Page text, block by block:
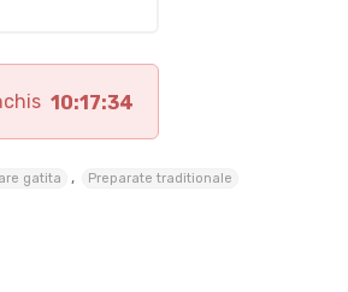
10:17:33
gatita , Preparate traditionale